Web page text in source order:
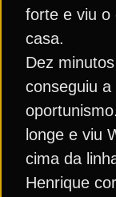
forte e viu o
casa.
Dez
conseguiu
longe e viu
cima da
Henrique